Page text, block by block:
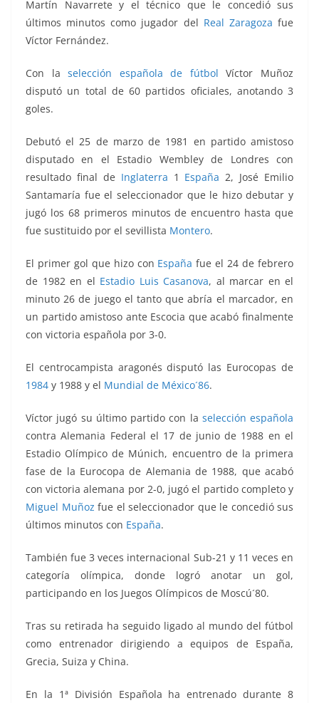
Martín Navarrete y el técnico que le concedió sus
últimos minutos como jugador del Real Zaragoza fue
Víctor Fernández.
Con laselección española de fútbol Víctor Muñoz
disputó un total de 60 partidos oficiales, anotando 3
goles.
Debutó el 25 de marzo de 1981 en partido amistoso
disputado en el Estadio Wembley de Londres con
resultado final de Inglaterra 1 España 2, José Emilio
Santamaría fue el seleccionador que le hizo debutar y
jugó los 68 primeros minutos de encuentro hasta que
fue sustituido por el sevillista Montero.
El primer gol que hizo con España fue el 24 de febrero
de 1982 en el Estadio Luis Casanova, al marcar en el
minuto 26 de juego el tanto que abría el marcador, en
un partido amistoso ante Escocia que acabó finalmente
con victoria española por 3-0.
El centrocampista aragonés disputó las Eurocopas de
1984 y 1988 y el Mundial de México´86.
Víctor jugó su último partido con la selección española
contra Alemania Federal el 17 de junio de 1988 en el
Estadio Olímpico de Múnich, encuentro de la primera
fase de la Eurocopa de Alemania de 1988, que acabó
con victoria alemana por 2-0, jugó el partido completo y
Miguel Muñoz fue el seleccionador que le concedió sus
últimos minutos con España.
También fue 3 veces internacional Sub-21 y 11 veces en
categoría olímpica, donde logró anotar un gol,
participando en los Juegos Olímpicos de Moscú´80.
Tras su retirada ha seguido ligado al mundo del fútbol
como entrenador dirigiendo a equipos de España,
Grecia, Suiza y China.
En la 1ª División Española ha entrenado durante 8